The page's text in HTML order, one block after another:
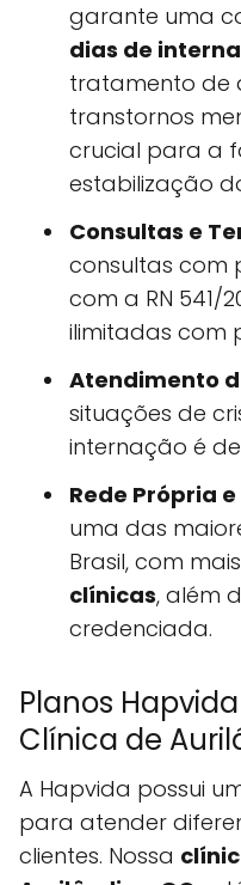
garante uma
dias de
tratamento de
transtornos
crucial para a
estabilização
Consultas e
consultas com
com a RN 541/
ilimitadas com
Atendimento
situações de
internação é
Rede Própria
uma das
Brasil, com
clínicas, além
credenciada.
Planos
Clínica de
A Hapvida possui
para atender
clientes. Nossa